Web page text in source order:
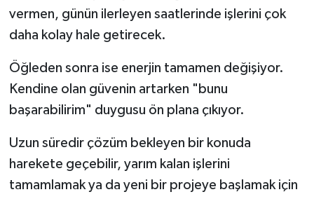
vermen, günün ilerleyen saatlerinde işlerini çok
daha kolay hale getirecek.
Öğleden sonra ise enerjin tamamen değişiyor.
Kendine olan güvenin artarken "bunu
başarabilirim" duygusu ön plana çıkıyor.
Uzun süredir çözüm bekleyen bir konuda
harekete geçebilir, yarım kalan işlerini
tamamlamak ya da yeni bir projeye başlamak için